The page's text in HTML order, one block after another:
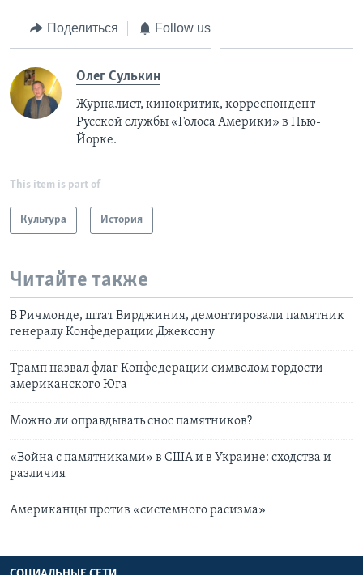
Поделиться Follow us
Олег Сулькин
Журналист, кинокритик, корреспондент
Русской службы «Голоса Америки» в Нью-
Йорке.
This item is part of
Культура История
Читайте также
В Ричмонде, штат Вирджиния, демонтировали памятник
генералу Конфедерации Джексону
Трамп назвал флаг Конфедерации символом гордости
американского Юга
Можно ли оправдывать снос памятников?
«Война с памятниками» в США и в Украине: сходства и
различия
Американцы против «системного расизма»